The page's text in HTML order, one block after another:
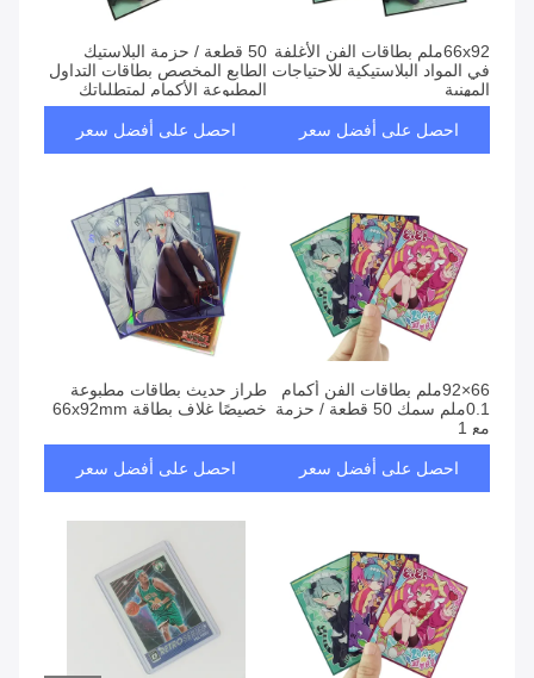
66x92ملم بطاقات الفن الأغلفة
في المواد البلاستيكية للاحتياجات
المهنية
احصل على أفضل سعر
50 قطعة / حزمة البلاستيك
الطابع المخصص بطاقات التداول
المطبوعة الأكمام لمتطلباتك
احصل على أفضل سعر
66×92ملم بطاقات الفن أكمام
0.1ملم سمك 50 قطعة / حزمة
مع 1
احصل على أفضل سعر
طراز حديث بطاقات مطبوعة
خصيصًا غلاف بطاقة 66x92mm
احصل على أفضل سعر